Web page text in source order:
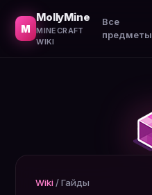
M
MollyMine
MINECRAFT
WIKI
Все
предметы
Wiki /Гайды